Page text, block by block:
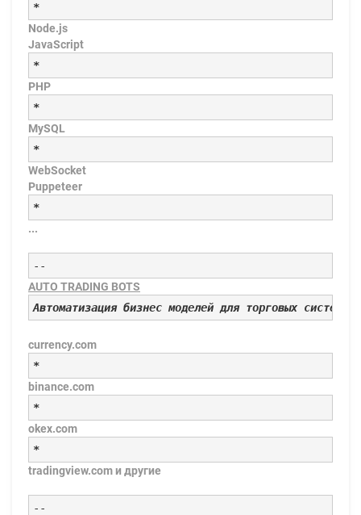
*
Node.js
JavaScript
*
PHP
*
MySQL
*
WebSocket
Puppeteer
*
...
--
AUTO TRADING BOTS
Автоматизация бизнес моделей для торговых систем
currency.com
*
binance.com
*
okex.com
*
tradingview.com и другие
--